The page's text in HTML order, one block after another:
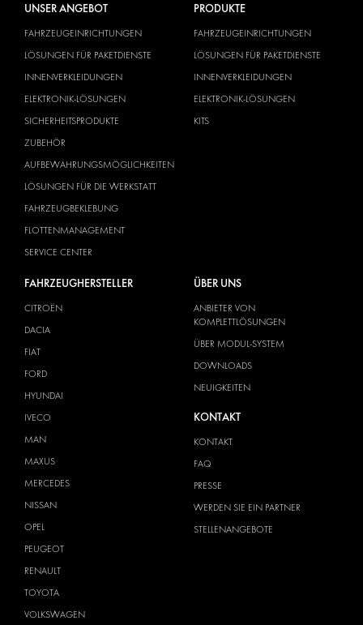
UNSER ANGEBOT
FAHRZEUGEINRICHTUNGEN
LÖSUNGEN FÜR PAKETDIENSTE
INNENVERKLEIDUNGEN
ELEKTRONIK-LÖSUNGEN
SICHERHEITSPRODUKTE
ZUBEHÖR
AUFBEWAHRUNGSMÖGLICHKEITEN
LÖSUNGEN FÜR DIE WERKSTATT
FAHRZEUGBEKLEBUNG
FLOTTENMANAGEMENT
SERVICE CENTER
PRODUKTE
FAHRZEUGEINRICHTUNGEN
LÖSUNGEN FÜR PAKETDIENSTE
INNENVERKLEIDUNGEN
ELEKTRONIK-LÖSUNGEN
KITS
FAHRZEUGHERSTELLER
CITROËN
DACIA
FIAT
FORD
HYUNDAI
IVECO
MAN
MAXUS
MERCEDES
NISSAN
OPEL
PEUGEOT
RENAULT
TOYOTA
VOLKSWAGEN
ÜBER UNS
ANBIETER VON
KOMPLETTLÖSUNGEN
ÜBER MODUL-SYSTEM
DOWNLOADS
NEUIGKEITEN
KONTAKT
KONTAKT
FAQ
PRESSE
WERDEN SIE EIN PARTNER
STELLENANGEBOTE